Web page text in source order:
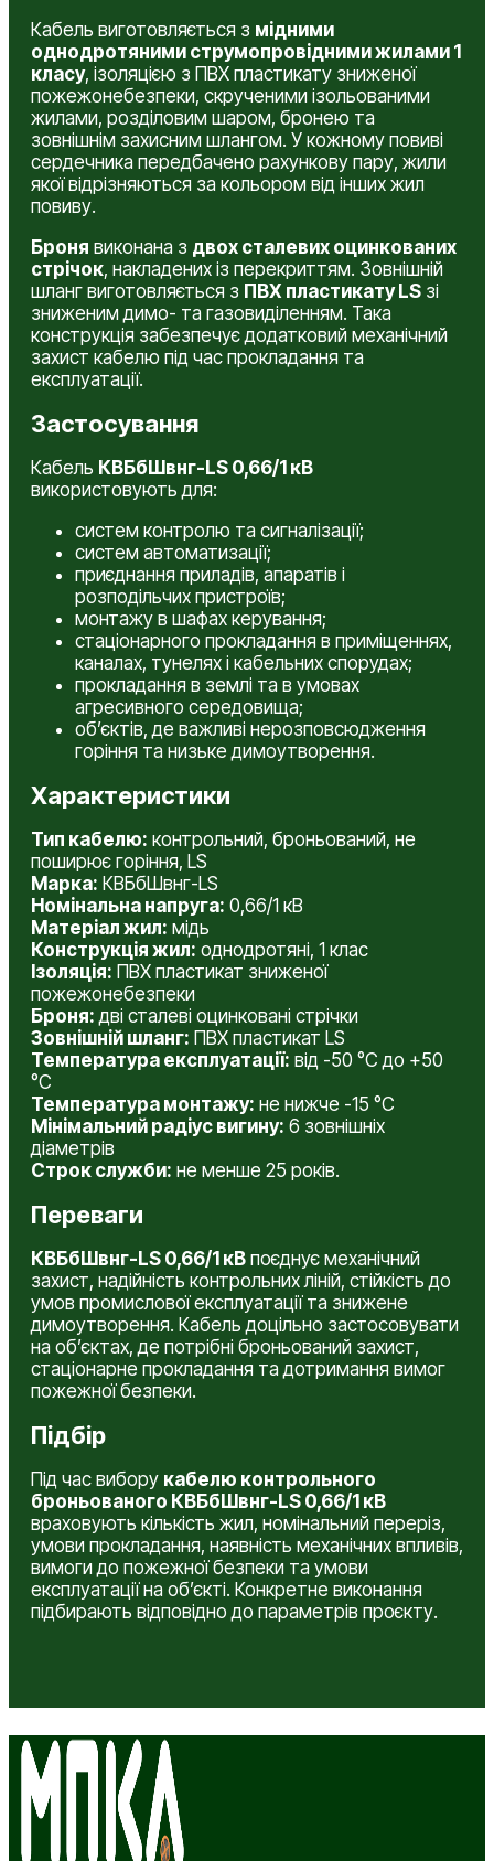
Кабель виготовляється з мідними
однодротяними струмопровідними жилами 1
класу, ізоляцією з ПВХ пластикату зниженої
пожежонебезпеки, скрученими ізольованими
жилами, розділовим шаром, бронею та
зовнішнім захисним шлангом. У кожному повиві
сердечника передбачено рахункову пару, жили
якої відрізняються за кольором від інших жил
повиву.
Броня виконана з двох сталевих оцинкованих
стрічок, накладених із перекриттям. Зовнішній
шланг виготовляється з ПВХ пластикату LS зі
зниженим димо- та газовиділенням. Така
конструкція забезпечує додатковий механічний
захист кабелю під час прокладання та
експлуатації.
Застосування
Кабель КВБбШвнг-LS 0,66/1 кВ
використовують для:
систем контролю та сигналізації;
систем автоматизації;
приєднання приладів, апаратів і
розподільчих пристроїв;
монтажу в шафах керування;
стаціонарного прокладання в приміщеннях,
каналах, тунелях і кабельних спорудах;
прокладання в землі та в умовах
агресивного середовища;
об’єктів, де важливі нерозповсюдження
горіння та низьке димоутворення.
Характеристики
Тип кабелю: контрольний, броньований, не
поширює горіння, LS
Марка: КВБбШвнг-LS
Номінальна напруга: 0,66/1 кВ
Матеріал жил: мідь
Конструкція жил: однодротяні, 1 клас
Ізоляція: ПВХ пластикат зниженої
пожежонебезпеки
Броня: дві сталеві оцинковані стрічки
Зовнішній шланг: ПВХ пластикат LS
Температура експлуатації: від -50 °С до +50
°С
Температура монтажу: не нижче -15 °С
Мінімальний радіус вигину: 6 зовнішніх
діаметрів
Строк служби: не менше 25 років.
Переваги
КВБбШвнг-LS 0,66/1 кВ поєднує механічний
захист, надійність контрольних ліній, стійкість до
умов промислової експлуатації та знижене
димоутворення. Кабель доцільно застосовувати
на об’єктах, де потрібні броньований захист,
стаціонарне прокладання та дотримання вимог
пожежної безпеки.
Підбір
Під час вибору кабелю контрольного
броньованого КВБбШвнг-LS 0,66/1 кВ
враховують кількість жил, номінальний переріз,
умови прокладання, наявність механічних впливів,
вимоги до пожежної безпеки та умови
експлуатації на об’єкті. Конкретне виконання
підбирають відповідно до параметрів проєкту.